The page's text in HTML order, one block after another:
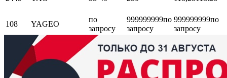
108 YAGEO
по
запросу
999999999по
запросу
999999999по
запросу